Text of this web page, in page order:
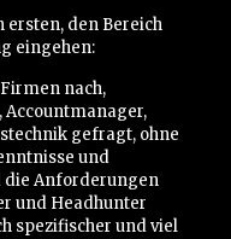
ersten, den Bereich
eingehen:
nach,
gefragt, ohne
und
die Anforderungen
und Headhunter
spezifischer und viel